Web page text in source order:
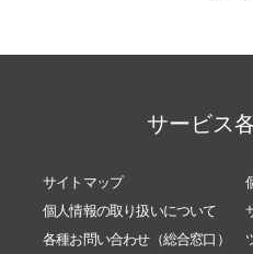
サービス
サイトマップ
個人情報の取り扱いについて
各種お問い合わせ（総合窓口）